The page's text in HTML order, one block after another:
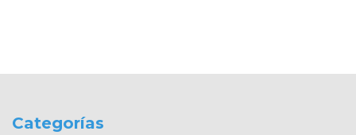
Categorías